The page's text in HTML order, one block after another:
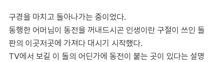
구경을 마치고 돌아나가는 중이었다.
동행한 어머님이 동전을 꺼내드시곤 인생이란 구절이 쓰인 돌
판의 이곳저곳에 가져다 대시기 시작했다.
TV에서 보길 이 돌의 어딘가에 동전이 붙는 곳이 있다는 설명